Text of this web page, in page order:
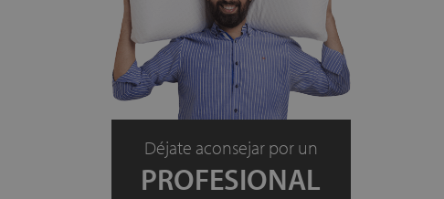
Déjate aconsejar por un
PROFESIONAL